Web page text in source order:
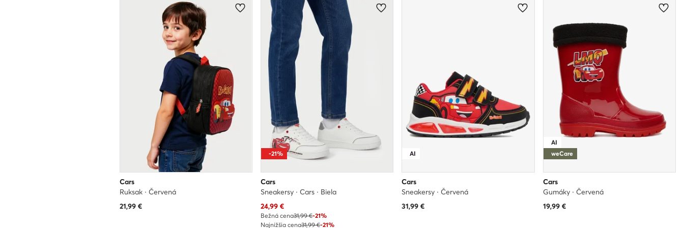
Cars
Ruksak · Červená
21,99€
-21%
Cars
Sneakersy · Cars · Biela
Aktuálna cena
24,99€
Bežná cena31,99 €-21%
Najnižšia cena31,99 €-21%
AI
Cars
Sneakersy · Červená
31,99 €
AI
weCare
Cars
Gumáky · Červená
19,99€